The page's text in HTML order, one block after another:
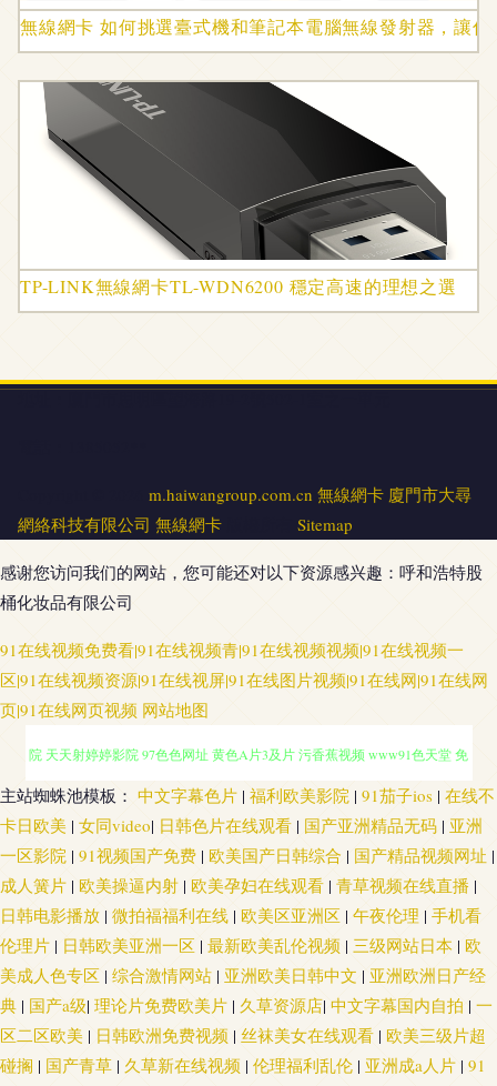
無線網卡 如何挑選臺式機和筆記本電腦無線發射器，讓
TP-LINK無線網卡TL-WDN6200 穩定高速的理想之選
m.haiwangroup.com.cn 無線網卡 廈門市大尋
網絡科技有限公司 無線網卡 Sitemap
感谢您访问我们的网站，您可能还对以下资源感兴趣：呼和浩特股
桶化妆品有限公司
91在线视频免费看|91在线视频青|91在线视频视频|91在线视频一
区|91在线视频资源|91在线视屏|91在线图片视频|91在线网|91在线网
页|91在线网页视频 网站地图
人人变态另类av 福利av网 97人妻人人 亚洲三级性爱 超碰精品在线 久久av影
费91视频 伊人99黑料 亚洲成人色情电影 国产欧美日韩日逼 日韩色色影院 91
网页版免费看 久草超碰在线 超碰97资源 欧美日韩色中色 伊人成人影视 国产
黄色高清网站 日本污网站 91社永久入口 岛国av免费 欧美性爱做五月天 91夫
妻看篇 国产精品久久 少妇前吃后入 www久草 久久毛片 在线青青草av 国产
主站蜘蛛池模板： 中文字幕色片 | 福利欧美影院 | 91茄子ios | 在线不
卡日欧美 | 女同video| 日韩色片在线观看 | 国产亚洲精品无码 | 亚洲
一区影院 | 91视频国产免费 | 欧美国产日韩综合 | 国产精品视频网址 |
成人簧片 | 欧美操逼内射 | 欧美孕妇在线观看 | 青草视频在线直播 |
日韩电影播放 | 微拍福福利在线 | 欧美区亚洲区 | 午夜伦理 | 手机看
伦理片 | 日韩欧美亚洲一区 | 最新欧美乱伦视频 | 三级网站日本 | 欧
美成人色专区 | 综合激情网站 | 亚洲欧美日韩中文 | 亚洲欧洲日产经
典 | 国产a级| 理论片免费欧美片 | 久草资源店| 中文字幕国内自拍 | 一
区二区欧美 | 日韩欧洲免费视频 | 丝袜美女在线观看 | 欧美三级片超
碰搁 | 国产青草 | 久草新在线视频 | 伦理福利乱伦 | 亚洲成a人片 | 91